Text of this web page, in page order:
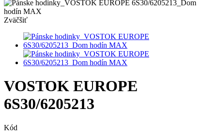
Zväčšiť
VOSTOK EUROPE
6S30/6205213
Kód